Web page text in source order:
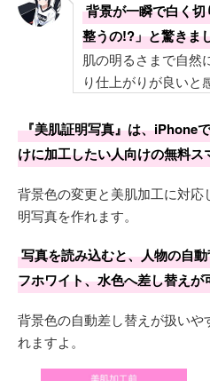
背景が一瞬で白く
整うの!?」と驚きま
肌の明るさまで自然
り仕上がりが良いと
『美肌証明写真』は、iPhone
けに加工したい人向けの無料ス
背景色の変更と美肌加工に対
明写真を作れます。
写真を読み込むと、人物の自
フホワイト、水色へ差し替えが
背景色の自動差し替えが扱い
れますよ。